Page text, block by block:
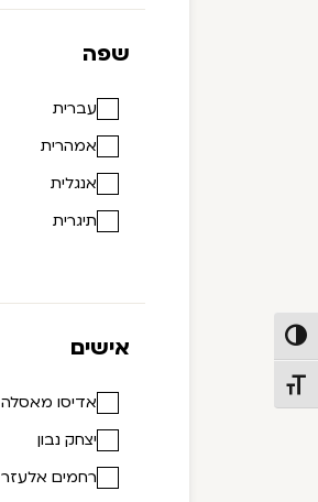
הפעל/כבה ניגודיות גבוהה
מתג גודל גופן
שפה
עברית
אמהרית
אנגלית
תיגרית
אישים
אדיסו מאסלה
יצחק נבון
רחמים אלעזר